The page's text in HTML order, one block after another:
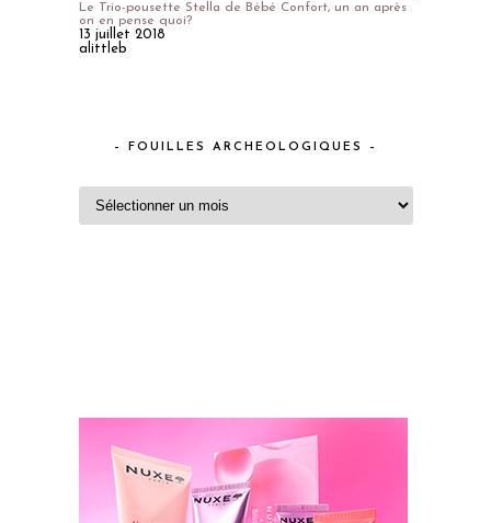
Le Trio-pousette Stella de Bébé Confort, un an après
on en pense quoi?
13 juillet 2018
alittleb
– FOUILLES ARCHEOLOGIQUES –